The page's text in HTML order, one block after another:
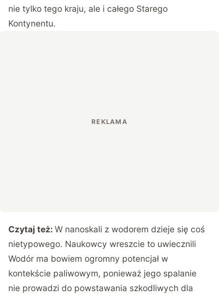
nie tylko tego kraju, ale i całego Starego
Kontynentu.
Czytaj też:W nanoskali z wodorem dzieje się coś
nietypowego. Naukowcy wreszcie to uwiecznili
Wodór ma bowiem ogromny potencjał w
kontekście paliwowym, ponieważ jego spalanie
nie prowadzi do powstawania szkodliwych dla